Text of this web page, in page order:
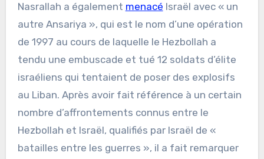
Nasrallah a également menacé Israël avec « un
autre Ansariya », qui est le nom d’une opération
de 1997 au cours de laquelle le Hezbollah a
tendu une embuscade et tué 12 soldats d’élite
israéliens qui tentaient de poser des explosifs
au Liban. Après avoir fait référence à un certain
nombre d’affrontements connus entre le
Hezbollah et Israël, qualifiés par Israël de «
batailles entre les guerres », il a fait remarquer